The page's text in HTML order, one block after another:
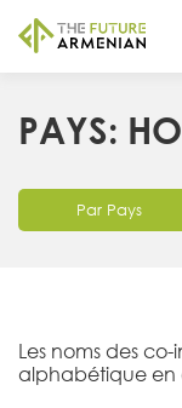
PAYS:
Par Pays
Les noms des
alphabétique en